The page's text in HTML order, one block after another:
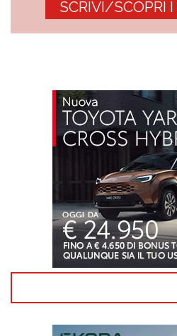
SCRIVI/SCOPRI